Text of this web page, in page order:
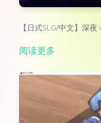
【日式SLG/中文】深
阅读更多